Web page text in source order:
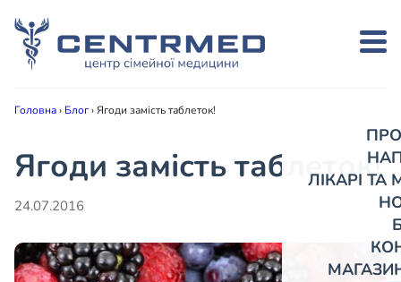
ЛІКАРІ
Головна› Блог›Ягоди замість таблеток!
Ягоди замість таблеток!
24.07.2016